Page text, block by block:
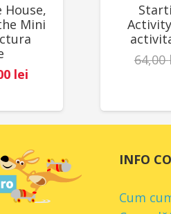
House,
Mini
lei.
lei
este:
REDUCERI!
64,00
INFO
Cum